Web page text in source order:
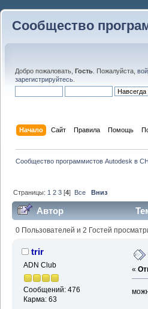
Сообщество
Добро пожаловать, Гость . Пожалуйста,
зарегистрируйтесь
Начало Сайт Правила Помощь
Сообщество программистов Autodesk в
Страницы: 1 2 3 [4] Все Вниз
Автор
0 Пользователей и 2 Гостей
trir
ADN Club
Сообщений: 476
Карма: 63
«